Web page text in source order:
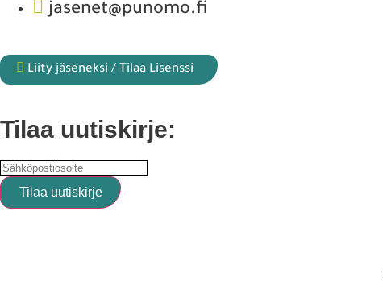
jasenet@punomo.fi
Liity jäseneksi / Tilaa Lisenssi
Tilaa uutiskirje: